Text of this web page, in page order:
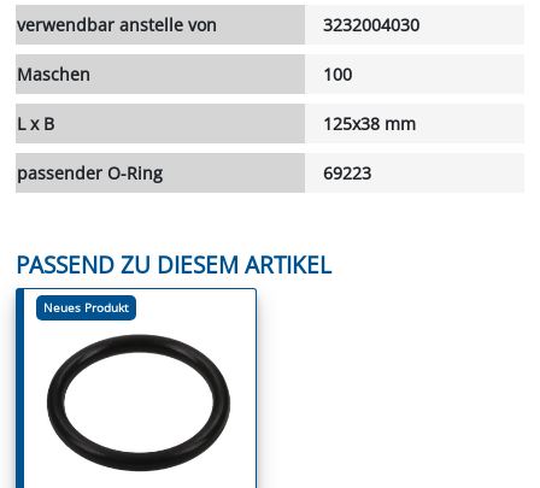
verwendbar anstelle von 3232004030
Maschen 100
L x B 125x38 mm
passender O-Ring 69223
PASSEND ZU DIESEM ARTIKEL
Neues Produkt